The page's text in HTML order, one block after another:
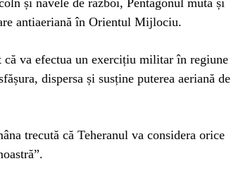
antiaeriană în Orientul Mijlociu.
că va efectua un exercițiu militar în regiune
dispersa și susține puterea aeriană de
trecută că Teheranul va considera orice